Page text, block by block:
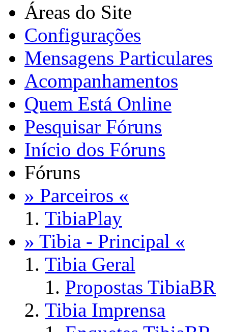
Áreas do Site
Configurações
Mensagens Particulares
Acompanhamentos
Quem Está Online
Pesquisar Fóruns
Início dos Fóruns
Fóruns
» Parceiros «
TibiaPlay
» Tibia - Principal «
Tibia Geral
Propostas TibiaBR
Tibia Imprensa